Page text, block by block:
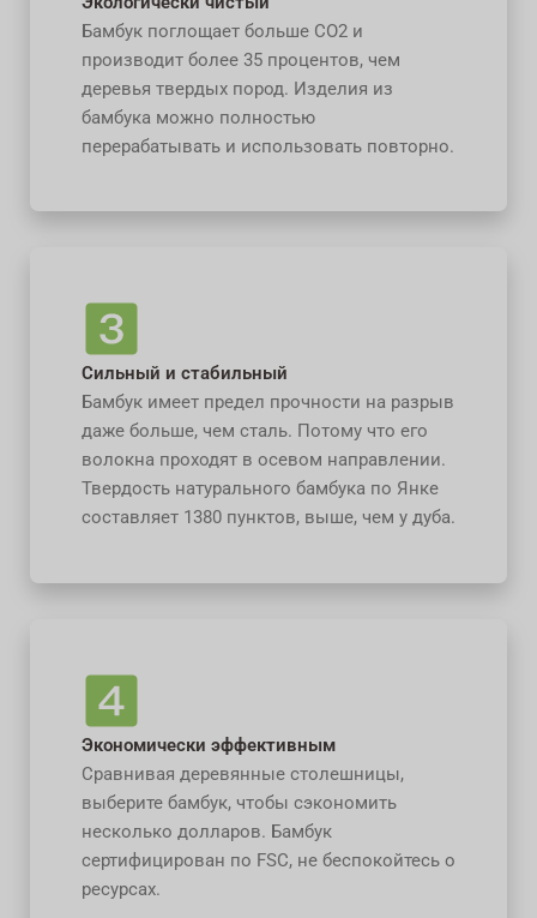
Бамбук поглощает больше CO2 и
производит более 35 процентов, чем
деревья твердых пород. Изделия из
бамбука можно полностью
перерабатывать и использовать повторно.
Сильный и стабильный
Бамбук имеет предел прочности на разрыв
даже больше, чем сталь. Потому что его
волокна проходят в осевом направлении.
Твердость натурального бамбука по Янке
составляет 1380 пунктов, выше, чем у дуба.
Экономически эффективным
Сравнивая деревянные столешницы,
выберите бамбук, чтобы сэкономить
несколько долларов. Бамбук
сертифицирован по FSC, не беспокойтесь о
ресурсах.